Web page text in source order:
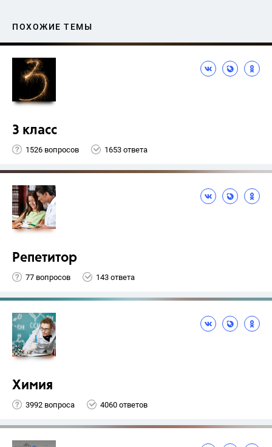
ПОХОЖИЕ ТЕМЫ
3 класс
1526 вопросов 1653 ответа
Репетитор
77 вопросов 143 ответа
Химия
3992 вопроса 4060 ответов